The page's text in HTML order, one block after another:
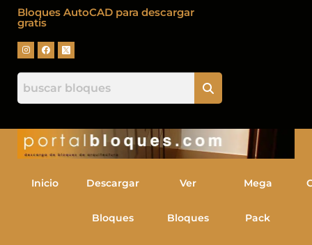
Bloques AutoCAD para descargar
gratis
Inicio Descargar
Bloques
Ver
Bloques
Mega
Pack